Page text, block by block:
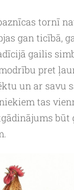
tornī
gan ticībā,
gailis
pret
un ar savu
tas
būt